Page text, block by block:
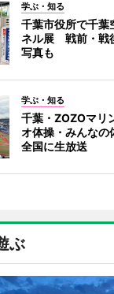
学ぶ・知る
千葉市役所で千葉
ネル展 戦前・戦
写真も
学ぶ・知る
千葉・ZOZOマリ
オ体操・みんな
全国に生放送
ぶ